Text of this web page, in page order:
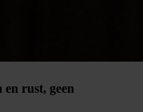
rust, geen